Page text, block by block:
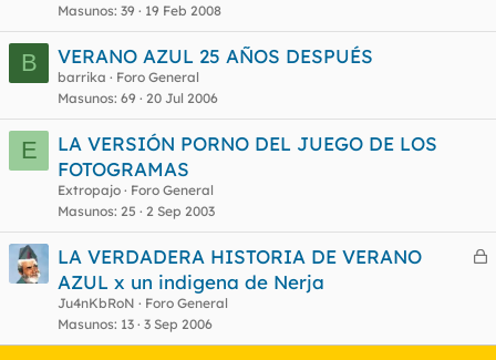
Masunos 39 19 Feb 2008
B VERANO AZUL 25 AÑOS DESPUÉS
barrika
Foro General
Masunos 69 20 Jul 2006
E
LA VERSIÓN PORNO DEL JUEGO DE LOS
FOTOGRAMAS
Extropajo
Foro General
Masunos 25 2 Sep 2003
C
a
LA VERDADERA HISTORIA DE VERANO
AZUL x un indigena de Nerja
Ju4nKbRoN
Foro General
Masunos 13 3 Sep 2006